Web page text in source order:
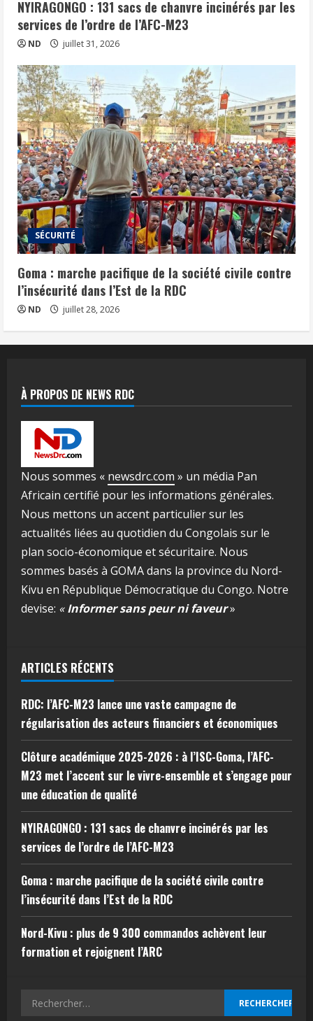
NYIRAGONGO : 131 sacs de chanvre incinérés par les
services de l’ordre de l’AFC-M23
ND juillet 31, 2026
SÉCURITÉ
Goma : marche pacifique de la société civile contre
l’insécurité dans l’Est de la RDC
ND juillet 28, 2026
À PROPOS DE NEWS RDC
Nous sommes « newsdrc.com » un média Pan
Africain certifié pour les informations générales.
Nous mettons un accent particulier sur les
actualités liées au quotidien du Congolais sur le
plan socio-économique et sécuritaire. Nous
sommes basés à GOMA dans la province du Nord-
Kivu en République Démocratique du Congo. Notre
devise: «Informer sans peur ni faveur»
ARTICLES RÉCENTS
RDC: l’AFC-M23 lance une vaste campagne de
régularisation des acteurs financiers et économiques
Clôture académique 2025-2026 : à l’ISC-Goma, l’AFC-
M23 met l’accent sur le vivre-ensemble et s’engage pour
une éducation de qualité
NYIRAGONGO : 131 sacs de chanvre incinérés par les
services de l’ordre de l’AFC-M23
Goma : marche pacifique de la société civile contre
l’insécurité dans l’Est de la RDC
Nord-Kivu : plus de 9 300 commandos achèvent leur
formation et rejoignent l’ARC